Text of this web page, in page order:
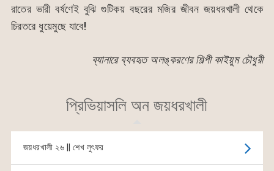
রাতের ভারী বর্ষণেই বুঝি গুটিকয় বছরের মজির জীবন জয়ধরখালী থেকে
চিরতরে ধুয়েমুছে যাবে!
ব্যানারে ব্যবহৃত অলঙ্করণের শিল্পী কাইয়ুম চৌধুরী
প্রিভিয়াসলি অন জয়ধরখালী
জয়ধরখালী ২৬ || শেখ লুৎফর